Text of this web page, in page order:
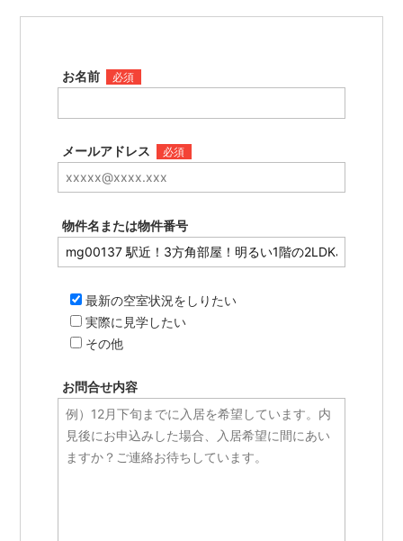
お名前 必須
メールアドレス 必須
物件名または物件番号
最新の空室状況をしりたい
実際に見学したい
その他
お問合せ内容